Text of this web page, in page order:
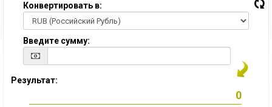
Конвертировать в:
Введите сумму:
Результат: